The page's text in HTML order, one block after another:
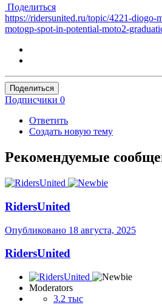
Поделиться
https://ridersunited.ru/topic/4221-diogo-
motogp-spot-in-potential-moto2-
Поделиться
Подписчики 0
Ответить
Создать новую тему
Рекомендуемые
RidersUnited
Опубликовано 18 августа, 2025
RidersUnited
Moderators
3.2 тыс